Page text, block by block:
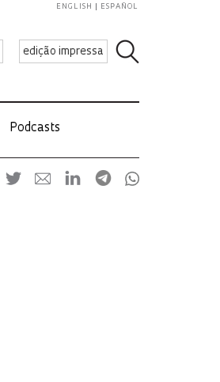
edição impressa
ENGLISH ESPAÑOL
Podcasts